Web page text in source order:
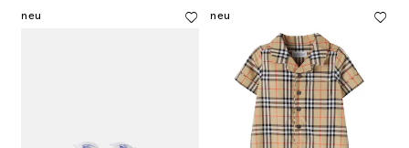
neu neu